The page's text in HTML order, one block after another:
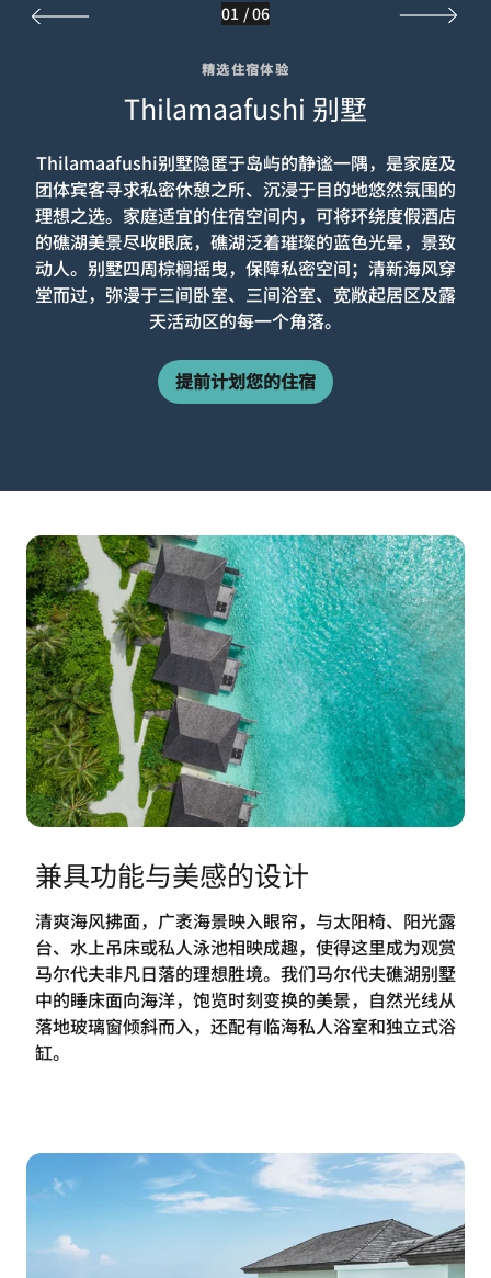
精选住宿体验
Thilamaafushi 别墅
Thilamaafushi别墅隐匿于岛屿的静谧一隅，是家庭及
团体宾客寻求私密休憩之所、沉浸于目的地悠然氛围的
理想之选。家庭适宜的住宿空间内，可将环绕度假酒店
的礁湖美景尽收眼底，礁湖泛着璀璨的蓝色光晕，景致
动人。别墅四周棕榈摇曳，保障私密空间；清新海风穿
堂而过，弥漫于三间卧室、三间浴室、宽敞起居区及露
天活动区的每一个角落。
提前计划您的住宿
01 /06
兼具功能与美感的设计
清爽海风拂面，广袤海景映入眼帘，与太阳椅、阳光露
台、水上吊床或私人泳池相映成趣，使得这里成为观赏
马尔代夫非凡日落的理想胜境。我们马尔代夫礁湖别墅
中的睡床面向海洋，饱览时刻变换的美景，自然光线从
落地玻璃窗倾斜而入，还配有临海私人浴室和独立式浴
缸。